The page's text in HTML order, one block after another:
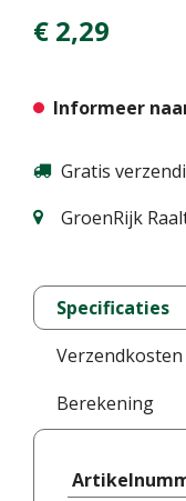
€ 2,29
Informeer
Gratis
GroenRijk
Specificaties
Verzendkosten
Berekening